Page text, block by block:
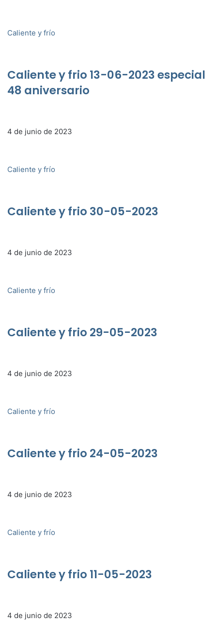
Caliente y frío
Caliente y frio 13-06-2023 especial
48 aniversario
4 de junio de 2023
Caliente y frío
Caliente y frio 30-05-2023
4 de junio de 2023
Caliente y frío
Caliente y frio 29-05-2023
4 de junio de 2023
Caliente y frío
Caliente y frio 24-05-2023
4 de junio de 2023
Caliente y frío
Caliente y frio 11-05-2023
4 de junio de 2023